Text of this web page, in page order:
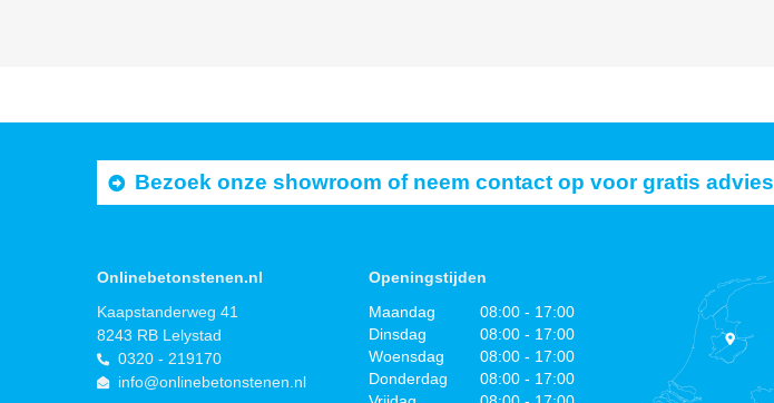
Bezoek onze showroom of neem contact op voor gratis advies
Onlinebetonstenen.nl
Kaapstanderweg 41
8243 RB Lelystad
0320 - 219170
info@onlinebetonstenen.nl
Openingstijden
Maandag
08:00 - 17:00
Dinsdag
08:00 - 17:00
Woensdag
08:00 - 17:00
Donderdag
08:00 - 17:00